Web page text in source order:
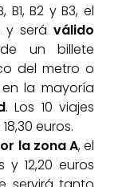
B2 y B3, el
y será válido
un billete
del metro o
la mayoría
. Los 10 viajes
euros.
la zona A, el
y 12,20 euros